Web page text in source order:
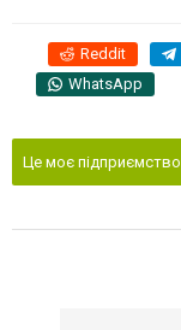
Reddit
WhatsApp
Це моє підприємство